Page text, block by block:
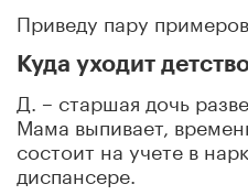
Приведу пару примеров.
Куда уходит
Д. – старшая дочь
Мама выпивает,
состоит на учете в
диспансере.